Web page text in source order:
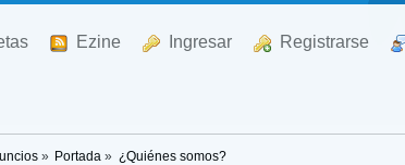
Ezine Ingresar Registrarse
» Portada » ¿Quiénes somos?